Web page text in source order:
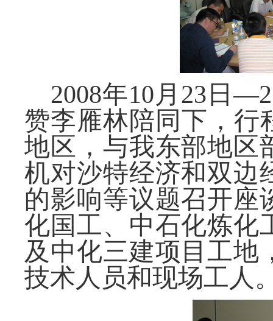
2008年10 月 23 日—
赞李雁林陪同下，行
地区，与我东部地区
机对沙特经济和双边
的影响等议题召开座
化国工、中石化炼化
及中化三建项目工地
技术人员和现场工人